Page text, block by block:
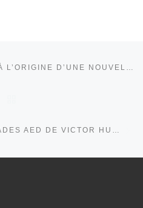
SOUTIEN A NOS CAMARADES AED DE VICTOR HUGO